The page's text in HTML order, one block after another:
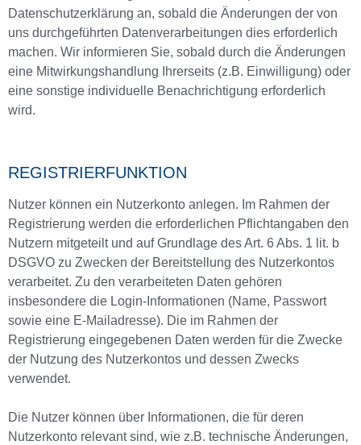
Datenschutzerklärung an, sobald die Änderungen der von
uns durchgeführten Datenverarbeitungen dies erforderlich
machen. Wir informieren Sie, sobald durch die Änderungen
eine Mitwirkungshandlung Ihrerseits (z.B. Einwilligung) oder
eine sonstige individuelle Benachrichtigung erforderlich
wird.
REGISTRIERFUNKTION
Nutzer können ein Nutzerkonto anlegen. Im Rahmen der
Registrierung werden die erforderlichen Pflichtangaben den
Nutzern mitgeteilt und auf Grundlage des Art. 6 Abs. 1 lit. b
DSGVO zu Zwecken der Bereitstellung des Nutzerkontos
verarbeitet. Zu den verarbeiteten Daten gehören
insbesondere die Login-Informationen (Name, Passwort
sowie eine E-Mailadresse). Die im Rahmen der
Registrierung eingegebenen Daten werden für die Zwecke
der Nutzung des Nutzerkontos und dessen Zwecks
verwendet.
Die Nutzer können über Informationen, die für deren
Nutzerkonto relevant sind, wie z.B. technische Änderungen,